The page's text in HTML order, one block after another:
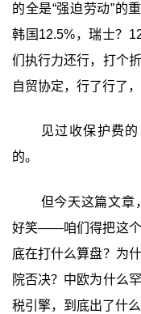
的全是“强迫劳动”的
韩国12.5%，瑞士？
们执行力还行，打个
自贸协定，行了行了，
见过收保护费
的。
但今天这篇文
好笑——咱们得把这个
底在打什么算盘？为
院否决？中欧为什么
税引擎，到底出了什么